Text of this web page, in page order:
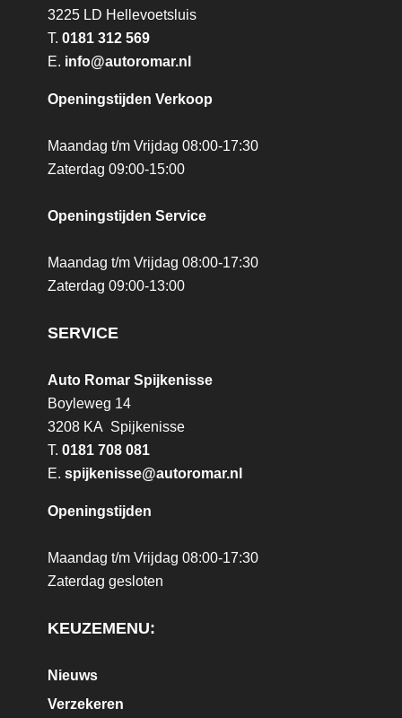
3225 LD Hellevoetsluis
T. 0181 312 569
E. info@autoromar.nl
Openingstijden Verkoop
Maandag t/m Vrijdag 08:00-17:30
Zaterdag 09:00-15:00
Openingstijden Service
Maandag t/m Vrijdag 08:00-17:30
Zaterdag 09:00-13:00
SERVICE
Auto Romar Spijkenisse
Boyleweg 14
3208 KA Spijkenisse
T. 0181 708 081
E. spijkenisse@autoromar.nl
Openingstijden
Maandag t/m Vrijdag 08:00-17:30
Zaterdag gesloten
KEUZEMENU:
Nieuws
Verzekeren